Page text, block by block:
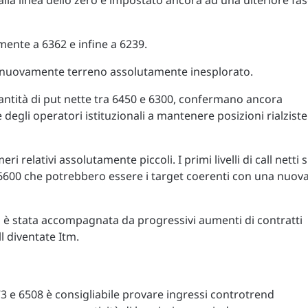
a 6362 e infine a 6239.
terreno assolutamente inesplorato.
di put nette tra 6450 e 6300, confermano ancora
operatori istituzionali a mantenere posizioni rialziste
relativi assolutamente piccoli. I primi livelli di call netti
che potrebbero essere i target coerenti con una
stata accompagnata da progressivi aumenti di contratti
diventate Itm.
e 6508 è consigliabile provare ingressi controtrend